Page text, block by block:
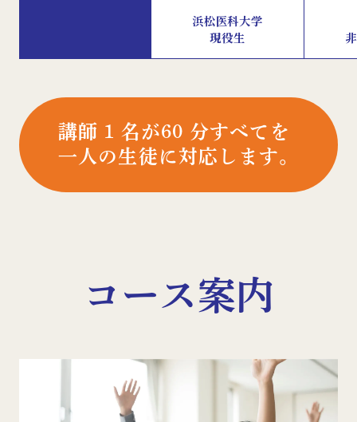
浜松医科大学
現役生
講師 1 名が60 分すべてを
⼀⼈の⽣徒に対応します。
コース案内